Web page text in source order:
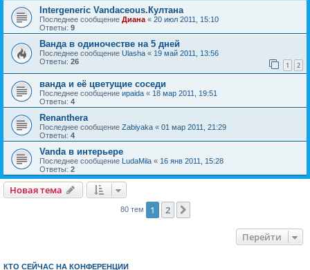
Intergeneric Vandaceous.Култана
Последнее сообщение Диана « 20 июл 2011, 15:10
Ответы: 9
Ванда в одиночестве на 5 дней
Последнее сообщение Ulasha « 19 май 2011, 13:56
Ответы: 26 1 2
ванда и её цветущие соседи
Последнее сообщение ираida « 18 мар 2011, 19:51
Ответы: 4
Renanthera
Последнее сообщение Zabiyaka « 01 мар 2011, 21:29
Ответы: 4
Vanda в интерьере
Последнее сообщение LudaMila « 16 янв 2011, 15:28
Ответы: 2
Новая тема
80 тем 1 2
Перейти
КТО СЕЙЧАС НА КОНФЕРЕНЦИИ